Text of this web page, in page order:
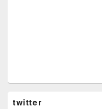
twitter